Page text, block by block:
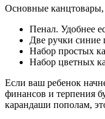
Основные канцтовары,
Пенал. Удобнее
Две ручки синие
Набор простых
Набор цветных
Если ваш ребенок
финансов и терпения
карандаши пополам,